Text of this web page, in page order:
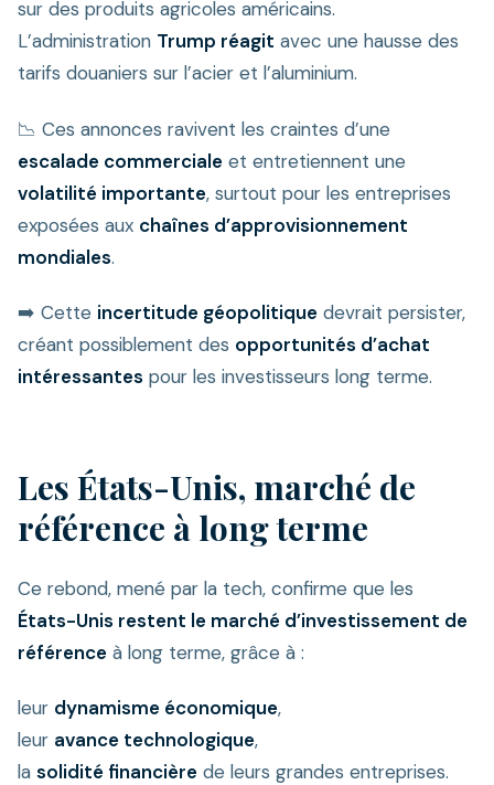
sur des produits agricoles américains.
L’administration Trump réagit avec une hausse des
tarifs douaniers sur l’acier et l’aluminium.
📉 Ces annonces ravivent les craintes d’une
escalade commerciale et entretiennent une
volatilité importante, surtout pour les entreprises
exposées aux chaînes d’approvisionnement
mondiales.
➡️ Cette incertitude géopolitique devrait persister,
créant possiblement des opportunités d’achat
intéressantes pour les investisseurs long terme.
Les États-Unis, marché de
référence à long terme
Ce rebond, mené par la tech, confirme que les
États-Unis restent le marché d’investissement de
référence à long terme, grâce à :
leur dynamisme économique,
leur avance technologique,
la solidité financière de leurs grandes entreprises.